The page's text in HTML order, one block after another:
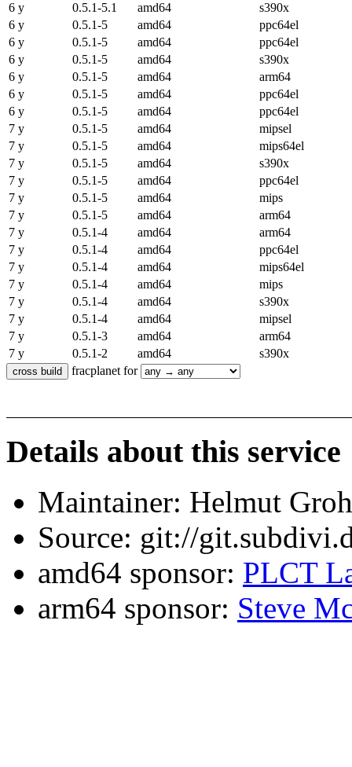
6 y
0.5.1-5.1 amd64
s390x
6 y
0.5.1-5 amd64
ppc64el
6 y
0.5.1-5 amd64
ppc64el
6 y
0.5.1-5 amd64
s390x
6 y
0.5.1-5 amd64
arm64
6 y
0.5.1-5 amd64
ppc64el
6 y
0.5.1-5 amd64
ppc64el
7 y
0.5.1-5 amd64
mipsel
7 y
0.5.1-5 amd64
mips64el
7 y
0.5.1-5 amd64
s390x
7 y
0.5.1-5 amd64
ppc64el
7 y
0.5.1-5 amd64
mips
7 y
0.5.1-5 amd64
arm64
7 y
0.5.1-4 amd64
arm64
7 y
0.5.1-4 amd64
ppc64el
7 y
0.5.1-4 amd64
mips64el
7 y
0.5.1-4 amd64
mips
7 y
0.5.1-4 amd64
s390x
7 y
0.5.1-4 amd64
mipsel
7 y
0.5.1-3 amd64
arm64
7 y
0.5.1-2 amd64
s390x
fracplanet for
Details about this service
Maintainer: Helmut
Source: git://
amd64 sponsor: PLCT
arm64 sponsor: Steve